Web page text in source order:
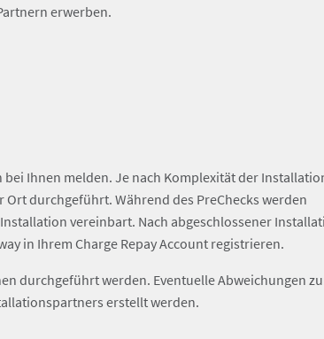
erwerben.
Ihnen melden. Je nach Komplexität der
durchgeführt. Während des PreChecks werden
vereinbart. Nach abgeschlossener
in Ihrem Charge Repay Account registrieren.
durchgeführt werden. Eventuelle Abweichungen
erstellt werden.